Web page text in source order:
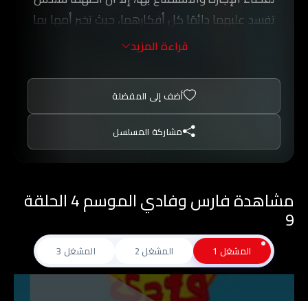
تفسد عليهما دائمًا كل أفكارهما، حيث تخبر أمها بما
يخططان للقيام به، فتتسبب لهما بذلك في مشكلات
في مواقف محرجة ومضحكة.
قراءة المزيد
أضف إلى المفضلة
مشاركة المسلسل
مشاهدة فارس وفادي الموسم 4 الحلقة
9
المشغل 1 المشغل 2 المشغل 3